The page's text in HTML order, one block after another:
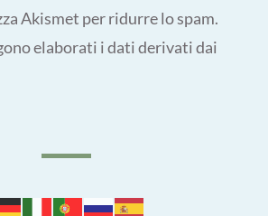
Akismet per ridurre lo spam.
elaborati i dati derivati dai